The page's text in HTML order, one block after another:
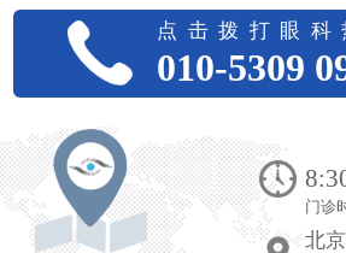
点击拨打眼科
010-5309
门诊
北